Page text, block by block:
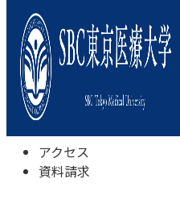
本学について
学びの特色
学部・学科
キャンパスライフ
入試情報
受験相談会
アクセス
資料請求